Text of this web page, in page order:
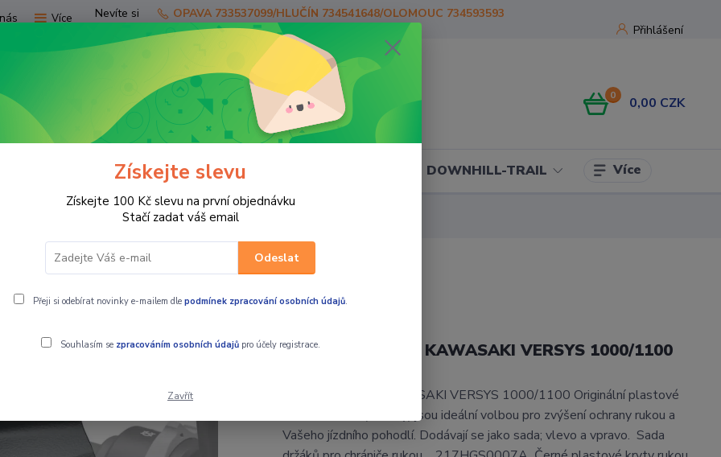
Více
Přihlášení
Hledat
Nevíte si
rady?
Zavolejte.
OPAVA 733537099/HLUČÍN 734541648/OLOMOUC 734593593
0 0,00 CZK
SKÚTRY PRO JEZDCE DOWNHILL-TRAIL Více
Chrániče rukojetí KAWASAKI VERSYS 1000/1100
1000/1100
Chrániče rukojetí KAWASAKI VERSYS 1000/1100
Chrániče rukojetí KAWASAKI VERSYS 1000/1100 Originální plastové
chrániče rukou (blástry) jsou ideální volbou pro zvýšení ochrany rukou a
Vašeho jízdního pohodlí. Dodávají se jako sada; vlevo a vpravo. Sada
Získejte slevu
Získejte 100 Kč slevu na první objednávku
Stačí zadat váš email
Odeslat
Přeji si odebírat novinky e-mailem dle podmínek zpracování osobních údajů.
Souhlasím se zpracováním osobních údajůpro účely registrace.
Zavřít